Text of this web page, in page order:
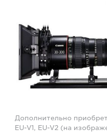
Дополнительно
EU-V1, EU-V2 (на